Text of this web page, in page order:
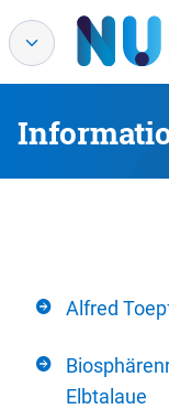
Alfred
Elbtalaue